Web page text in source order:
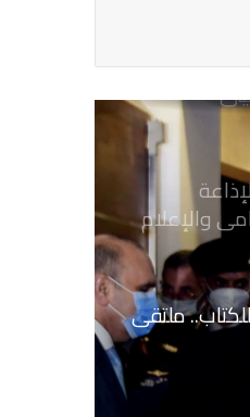
والإعلام
ملتقى
فتح باب